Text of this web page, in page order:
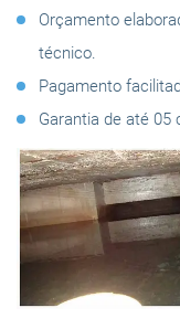
Orçamento
técnico.
Pagamento
Garantia de até